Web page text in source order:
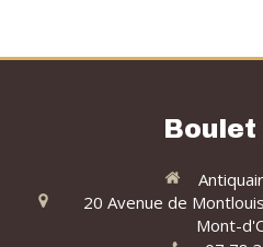
20 Avenue de Montlouis
Mont-